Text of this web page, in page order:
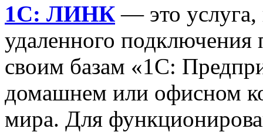
1С: ЛИНК — это услуга,
удаленного подключения
своим базам «1С:
домашнем или офисном
мира. Для